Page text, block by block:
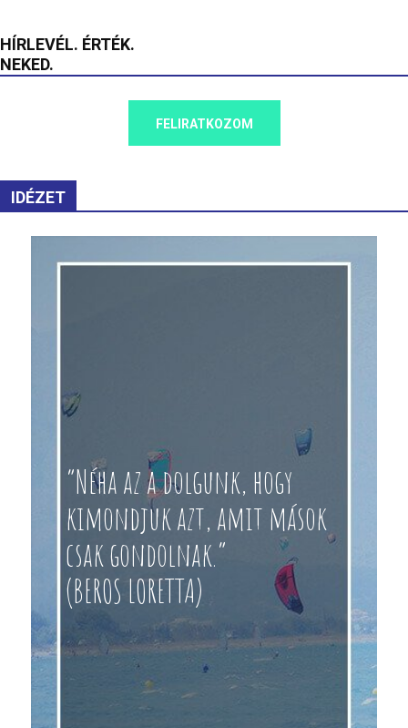
HÍRLEVÉL. ÉRTÉK.
NEKED.
FELIRATKOZOM
IDÉZET
“Néha az a dolgunk, hogy
kimondjuk azt, amit mások
csak gondolnak.”
(BEROS LORETTA)